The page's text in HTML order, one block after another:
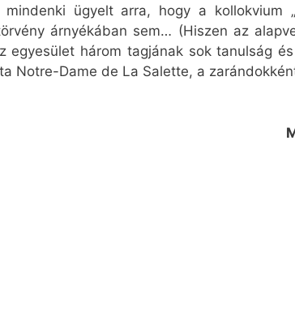
ügyelt arra, hogy a kollokvium
árnyékában sem… (Hiszen az
egyesület három tagjának sok tanulság
Notre-Dame de La Salette, a